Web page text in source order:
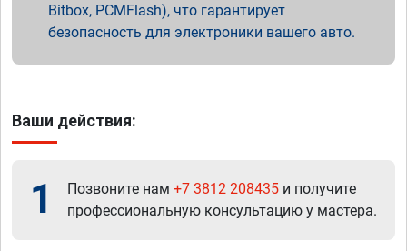
Bitbox, PCMFlash), что гарантирует
безопасность для электроники вашего авто.
Ваши действия:
1 Позвоните нам +7 3812 208435 и получите
профессиональную консультацию у мастера.